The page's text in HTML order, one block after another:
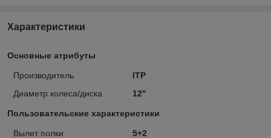
Характеристики
Основные атрибуты
Производитель
ITP
Диаметр колеса/диска
12"
Пользовательские характеристики
Вылет полки 5+2